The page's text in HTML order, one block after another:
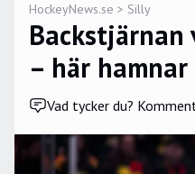
HockeyNews.se > Silly
Backstjärnan
– här hamnar
Vad tycker du?